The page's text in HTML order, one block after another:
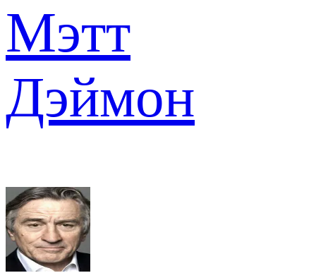
Мэтт
Дэймон